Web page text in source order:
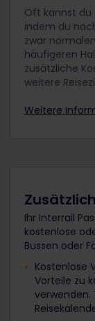
Oft kannst du
indem du
zwar
häufigeren
zusätzliche
weitere
Weitere
Ihr Interrail
kostenlose
Bussen oder
Kostenlose
Vorteile zu
verwenden.